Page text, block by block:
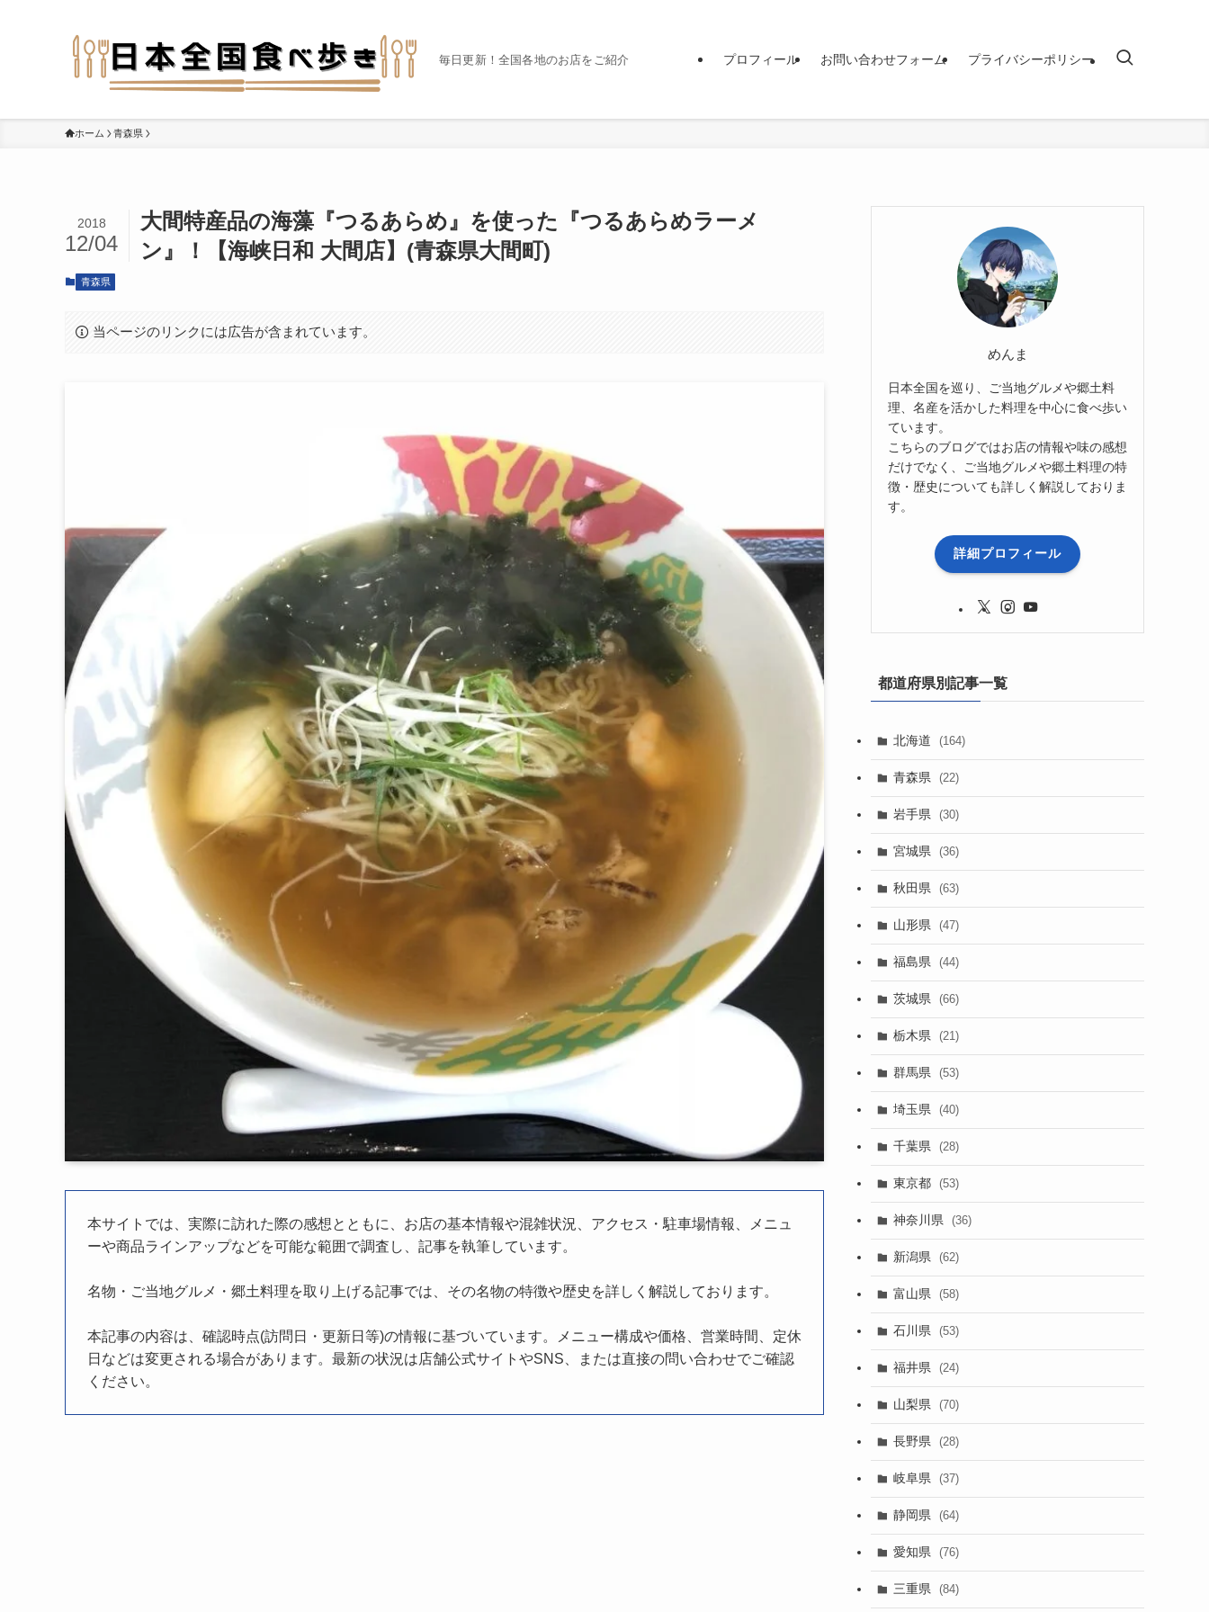
毎日更新！全国各地のお店をご紹介 プロフィール お問い合わせフォーム プライバシーポリシー
ホーム 青森県
大間特産品の海藻『つるあらめ』を使った『つるあらめラーメ
ン』！【海峡日和 大間店】(青森県大間町)
2018
12/04
青森県
当ページのリンクには広告が含まれています。
本サイトでは、実際に訪れた際の感想とともに、お店の基本情報や混雑状況、アクセス・駐車場情報、メニュ
ーや商品ラインアップなどを可能な範囲で調査し、記事を執筆しています。
名物・ご当地グルメ・郷土料理を取り上げる記事では、その名物の特徴や歴史を詳しく解説しております。
本記事の内容は、確認時点(訪問日・更新日等)の情報に基づいています。メニュー構成や価格、営業時間、定休
日などは変更される場合があります。最新の状況は店舗公式サイトやSNS、または直接の問い合わせでご確認
ください。
めんま
日本全国を巡り、ご当地グルメや郷土料
理、名産を活かした料理を中心に食べ歩い
ています。
こちらのブログではお店の情報や味の感想
だけでなく、ご当地グルメや郷土料理の特
徴・歴史についても詳しく解説しておりま
す。
詳細プロフィール
都道府県別記事一覧
北海道 (164)
青森県 (22)
岩手県 (30)
宮城県 (36)
秋田県 (63)
山形県 (47)
福島県 (44)
茨城県 (66)
栃木県 (21)
群馬県 (53)
埼玉県 (40)
千葉県 (28)
東京都 (53)
神奈川県 (36)
新潟県 (62)
富山県 (58)
石川県 (53)
福井県 (24)
山梨県 (70)
長野県 (28)
岐阜県 (37)
静岡県 (64)
愛知県 (76)
三重県 (84)